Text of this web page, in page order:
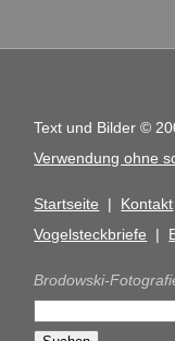
Text und Bilder ©
Verwendung ohne
Startseite | Kontakt
Vogelsteckbriefe |
Brodowski-